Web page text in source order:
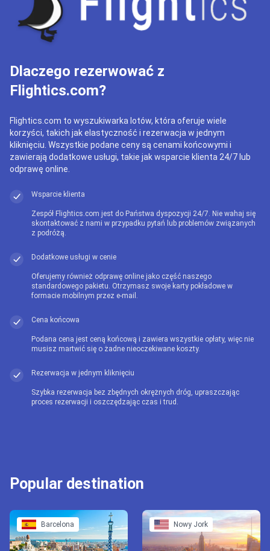
Dlaczego rezerwować z
Flightics.com?
Flightics.com to wyszukiwarka lotów, która oferuje wiele
korzyści, takich jak elastyczność i rezerwacja w jednym
kliknięciu. Wszystkie podane ceny są cenami końcowymi i
zawierają dodatkowe usługi, takie jak wsparcie klienta 24/7 lub
odprawę online.
Wsparcie klienta
Zespół Flightics.com jest do Państwa dyspozycji 24/7. Nie wahaj się
skontaktować z nami w przypadku pytań lub problemów związanych
z podróżą.
Dodatkowe usługi w cenie
Oferujemy również odprawę online jako część naszego
standardowego pakietu. Otrzymasz swoje karty pokładowe w
formacie mobilnym przez e-mail.
Cena końcowa
Podana cena jest ceną końcową i zawiera wszystkie opłaty, więc nie
musisz martwić się o żadne nieoczekiwane koszty.
Rezerwacja w jednym kliknięciu
Szybka rezerwacja bez zbędnych okrężnych dróg, upraszczając
proces rezerwacji i oszczędzając czas i trud.
Popular destination
Barcelona Nowy Jork